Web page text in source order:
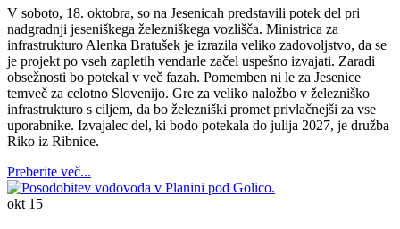
V soboto, 18. oktobra, so na Jesenicah predstavili potek del pri
nadgradnji jeseniškega železniškega vozlišča. Ministrica za
infrastrukturo Alenka Bratušek je izrazila veliko zadovoljstvo, da se
je projekt po vseh zapletih vendarle začel uspešno izvajati. Zaradi
obsežnosti bo potekal v več fazah. Pomemben ni le za Jesenice
temveč za celotno Slovenijo. Gre za veliko naložbo v železniško
infrastrukturo s ciljem, da bo železniški promet privlačnejši za vse
uporabnike. Izvajalec del, ki bodo potekala do julija 2027, je družba
Riko iz Ribnice.
Preberite več...
okt 15